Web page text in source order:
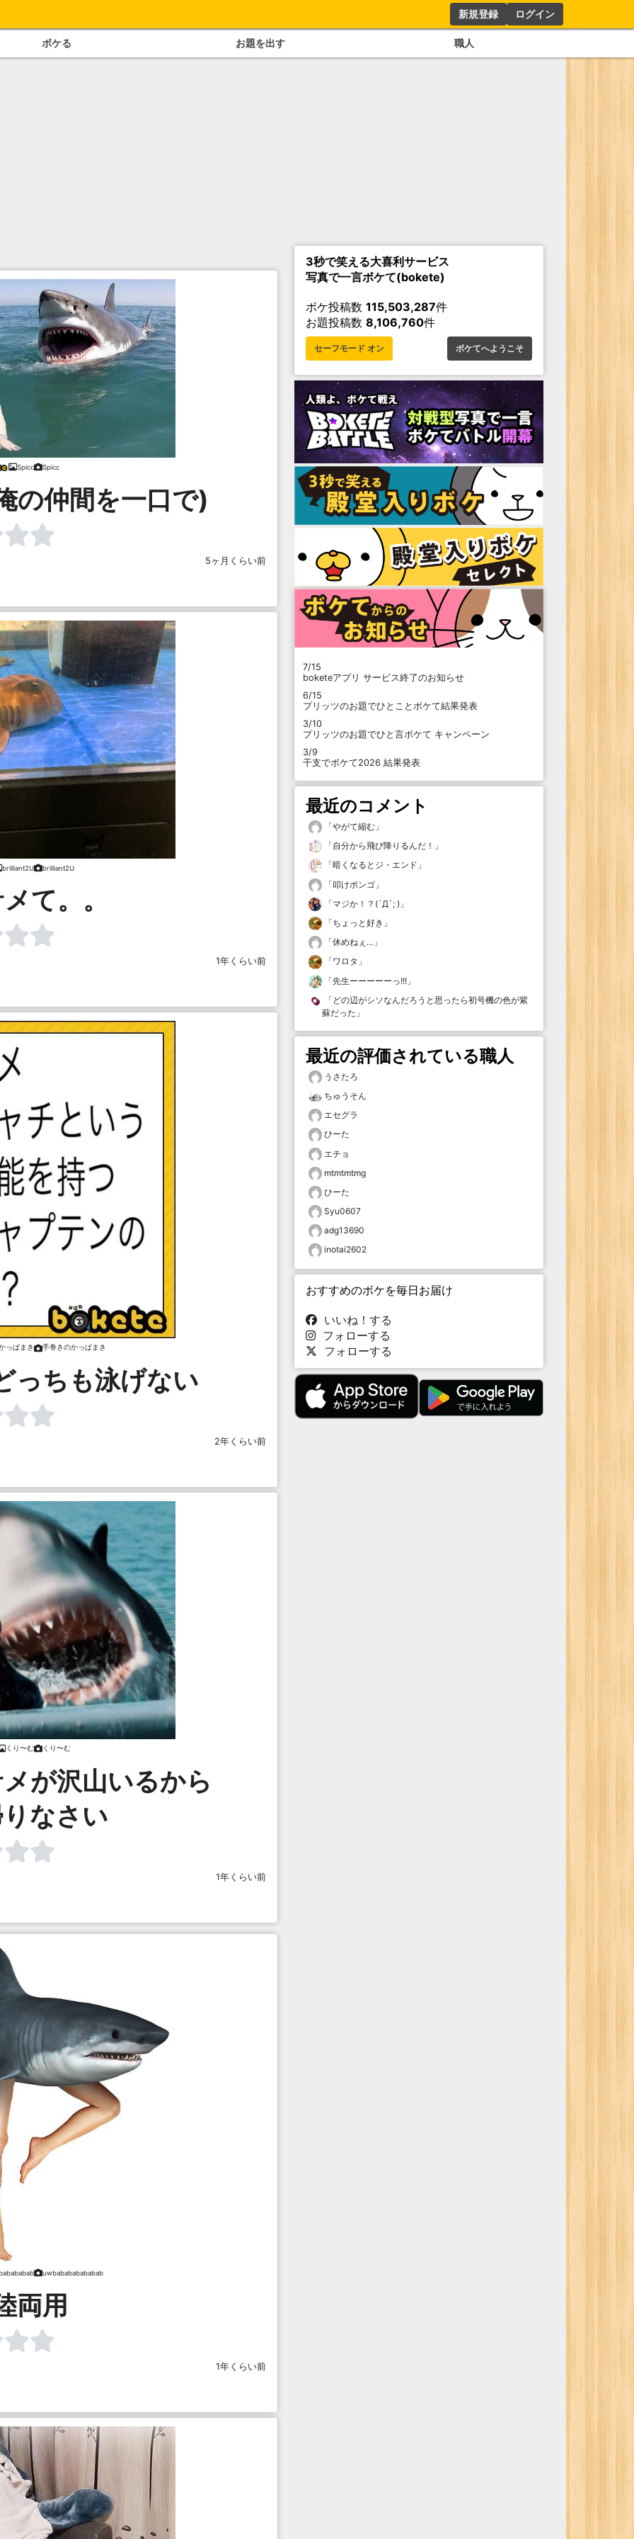
新規登録 ログイン
ボケる お題を出す 職人
Spicc Spicc
の仲間を一口で)
5ヶ月くらい前
brilliant2U brilliant2U
て。。
1年くらい前
っぱまき 手巻きのかっぱまき
っちも泳げない
2年くらい前
くり〜む くり〜む
が沢山いるから
なさい
1年くらい前
uwbabababababab
両用
1年くらい前
3秒で笑える大喜利サービス
写真で一言ボケて(bokete)
ボケ投稿数 115,503,287件
お題投稿数 8,106,760件
セーフモード オン ボケてへようこそ
7/15
boketeアプリ サービス終了のお知らせ
6/15
プリッツのお題でひとことボケて結果発表
3/10
プリッツのお題でひと言ボケて キャンペーン
3/9
干支でボケて2026 結果発表
最近のコメント
「やがて縮む 」
「自分から飛び降りるんだ！ 」
「暗くなるとジ・エンド 」
「叩けボンゴ 」
「マジか！？(´Д`; ) 」
「ちょっと好き 」
「休めねぇ… 」
「ワロタ 」
「先生ーーーーーっ!!! 」
「 どの辺がシソなんだろうと思ったら初号機の色が紫
蘇だった 」
最近の評価されている職人
うさたろ
ちゅうそん
エセグラ
ひーた
エチョ
mtmtmtmg
ひーた
Syu0607
adg13690
inotai2602
おすすめのボケを毎日お届け
いいね！する
フォローする
フォローする